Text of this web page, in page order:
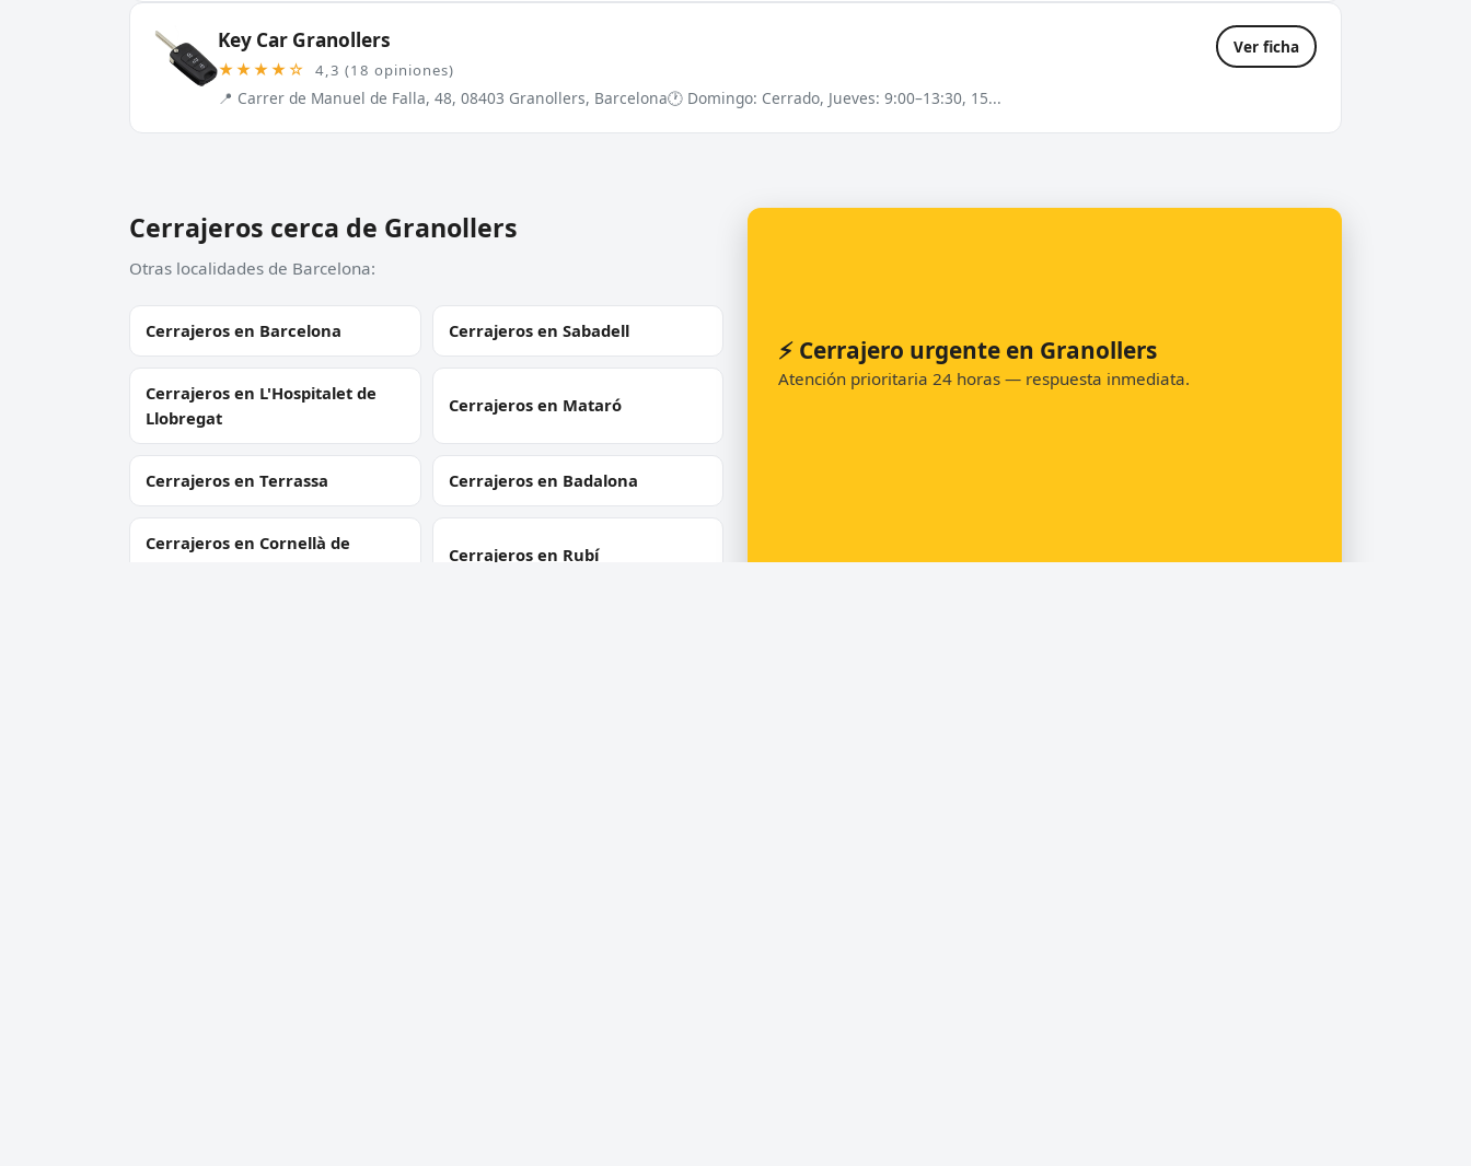
Key Car Granollers
★★★★☆ 4,3 (18 opiniones)
📍 Carrer de Manuel de Falla, 48, 08403 Granollers, Barcelona🕐 Domingo: Cerrado, Jueves: 9:00–13:30, 15...
Ver ficha
Cerrajeros cerca de Granollers
Otras localidades de Barcelona:
Cerrajeros en Barcelona Cerrajeros en Sabadell
Cerrajeros en L'Hospitalet de
Llobregat
Cerrajeros en Mataró
Cerrajeros en Terrassa Cerrajeros en Badalona
Cerrajeros en Cornellà de
Cerrajeros en Rubí
⚡ Cerrajero urgente en Granollers
Atención prioritaria 24 horas — respuesta inmediata.